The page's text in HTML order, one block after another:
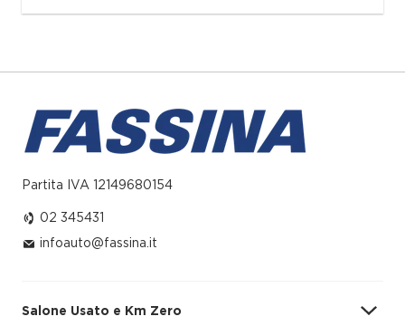
Partita IVA 12149680154
02 345431
infoauto@fassina.it
Salone Usato e Km Zero